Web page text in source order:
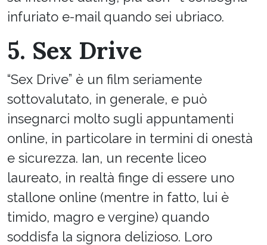
infuriato e-mail quando sei ubriaco.
5. Sex Drive
“Sex Drive” è un film seriamente
sottovalutato, in generale, e può
insegnarci molto sugli appuntamenti
online, in particolare in termini di onestà
e sicurezza. Ian, un recente liceo
laureato, in realtà finge di essere uno
stallone online (mentre in fatto, lui è
timido, magro e vergine) quando
soddisfa la signora delizioso. Loro